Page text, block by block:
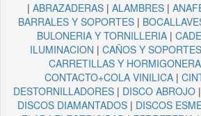
| ABRAZADERAS| ALAMBRES|
BARRALES Y SOPORTES |
BULONERIA Y TORNILLERIA |
ILUMINACION | CAÑOS Y
CARRETILLAS Y
CONTACTO+COLA VINILICA|
DESTORNILLADORES| DISCO ABROJO|
DISCOS DIAMANTADOS| DISCOS